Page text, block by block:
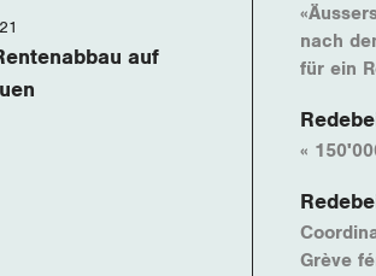
auf
nach
für ein
«
Grève